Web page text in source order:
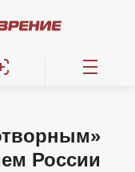
России